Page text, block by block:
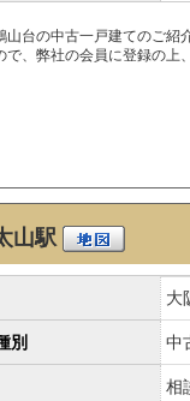
山台の中古一戸建てのご紹
で、弊社の会員に登録の上
山駅
大
別
中
相